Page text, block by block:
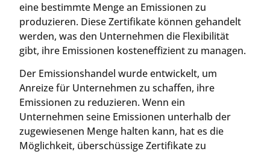
eine bestimmte Menge an Emissionen zu
produzieren. Diese Zertifikate können gehandelt
werden, was den Unternehmen die Flexibilität
gibt, ihre Emissionen kosteneffizient zu managen.
Der Emissionshandel wurde entwickelt, um
Anreize für Unternehmen zu schaffen, ihre
Emissionen zu reduzieren. Wenn ein
Unternehmen seine Emissionen unterhalb der
zugewiesenen Menge halten kann, hat es die
Möglichkeit, überschüssige Zertifikate zu